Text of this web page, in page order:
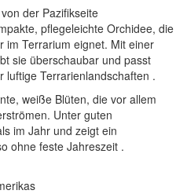
der Pazifikseite
pflegeleichte Orchidee, die
im Terrarium eignet. Mit einer
sie überschaubar und passt
luftige Terrarienlandschaften .
weiße Blüten, die vor allem
Unter guten
im Jahr und zeigt ein
ohne feste Jahreszeit .